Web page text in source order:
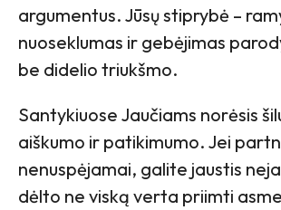
argumentus. Jūsų stiprybė –
nuoseklumas ir gebėjimas
be didelio triukšmo.
Santykiuose Jaučiams norėsis
aiškumo ir patikimumo. Jei
nenuspėjamai, galite jaustis
dėlto ne viską verta priimti